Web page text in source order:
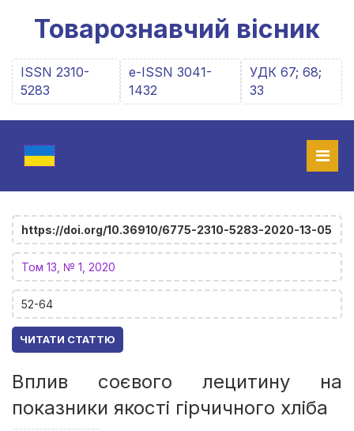
Товарознавчий вісник
ISSN 2310-
5283
e-ISSN 3041-
1432
УДК 67; 68;
33
https://doi.org/10.36910/6775-2310-5283-2020-13-05
Том 13, № 1, 2020
52-64
ЧИТАТИ СТАТТЮ
Вплив соєвого лецитину на
показники якості гірчичного хліба